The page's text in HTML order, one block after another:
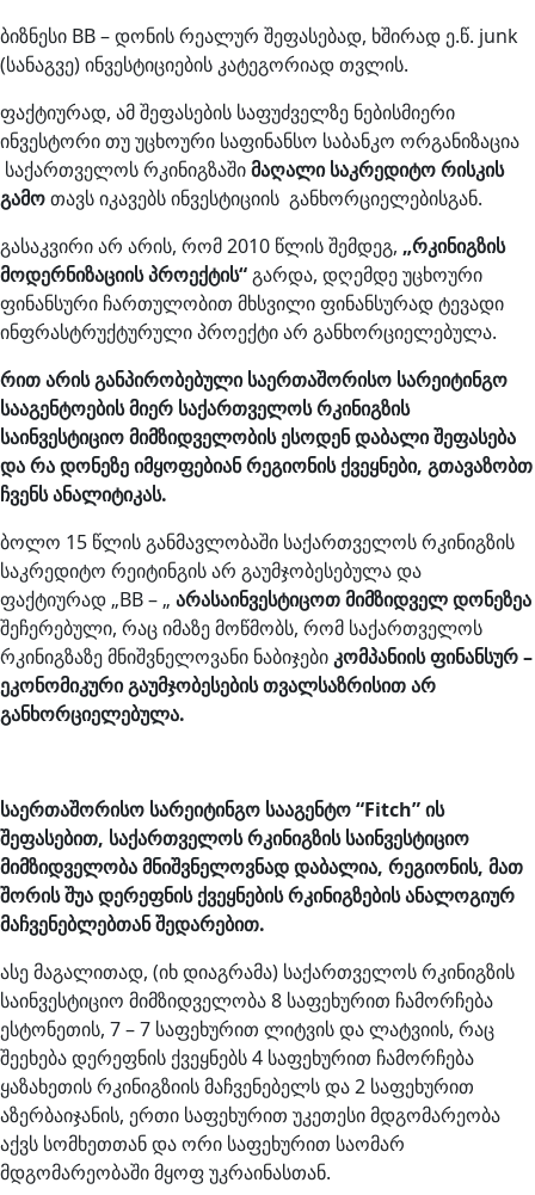
ბიზნესი BB – დონის რეალურ შეფასებად, ხშირად ე.წ. junk
(სანაგვე) ინვესტიციების კატეგორიად თვლის.
ფაქტიურად, ამ შეფასების საფუძველზე ნებისმიერი
ინვესტორი თუ უცხოური საფინანსო საბანკო ორგანიზაცია
საქართველოს რკინიგზაშიმაღალი საკრედიტო რისკის
გამოთავს იკავებს ინვესტიციის განხორციელებისგან.
გასაკვირი არ არის, რომ 2010 წლის შემდეგ, „რკინიგზის
მოდერნიზაციის პროექტის“გარდა, დღემდე უცხოური
ფინანსური ჩართულობით მხსვილი ფინანსურად ტევადი
ინფრასტრუქტურული პროექტი არ განხორციელებულა.
რით არის განპირობებულისაერთაშორისო სარეიტინგო
სააგენტოების მიერ საქართველოს რკინიგზის
საინვესტიციო მიმზიდველობის ესოდენ დაბალი შეფასება
და რა დონეზე იმყოფებიან რეგიონის ქვეყნები, გთავაზობთ
ჩვენს ანალიტიკას.
ბოლო 15 წლის განმავლობაში საქართველოს რკინიგზის
საკრედიტო რეიტინგის არ გაუმჯობესებულა და
ფაქტიურად „BB – „ არასაინვესტიცოთ მიმზიდველ დონეზეა
შეჩერებული, რაც იმაზე მოწმობს, რომ საქართველოს
რკინიგზაზე მნიშვნელოვანი ნაბიჯებიკომპანიის ფინანსურ –
ეკონომიკური გაუმჯობესების თვალსაზრისით არ
განხორციელებულა.
საერთაშორისო სარეიტინგო სააგენტო“Fitch”ის
შეფასებით, საქართველოს რკინიგზისსაინვესტიციო
მიმზიდველობა მნიშვნელოვნად დაბალია, რეგიონის, მათ
შორის შუა დერეფნის ქვეყნების რკინიგზების ანალოგიურ
მაჩვენებლებთან შედარებით.
ასე მაგალითად, (იხ დიაგრამა) საქართველოს რკინიგზის
საინვესტიციო მიმზიდველობა 8 საფეხურით ჩამორჩება
ესტონეთის, 7 – 7 საფეხურით ლიტვის და ლატვიის, რაც
შეეხება დერეფნის ქვეყნებს 4 საფეხურით ჩამორჩება
ყაზახეთის რკინიგზიის მაჩვენებელს და 2 საფეხურით
აზერბაიჯანის, ერთი საფეხურით უკეთესი მდგომარეობა
აქვს სომხეთთან და ორი საფეხურით საომარ
მდგომარეობაში მყოფ უკრაინასთან.